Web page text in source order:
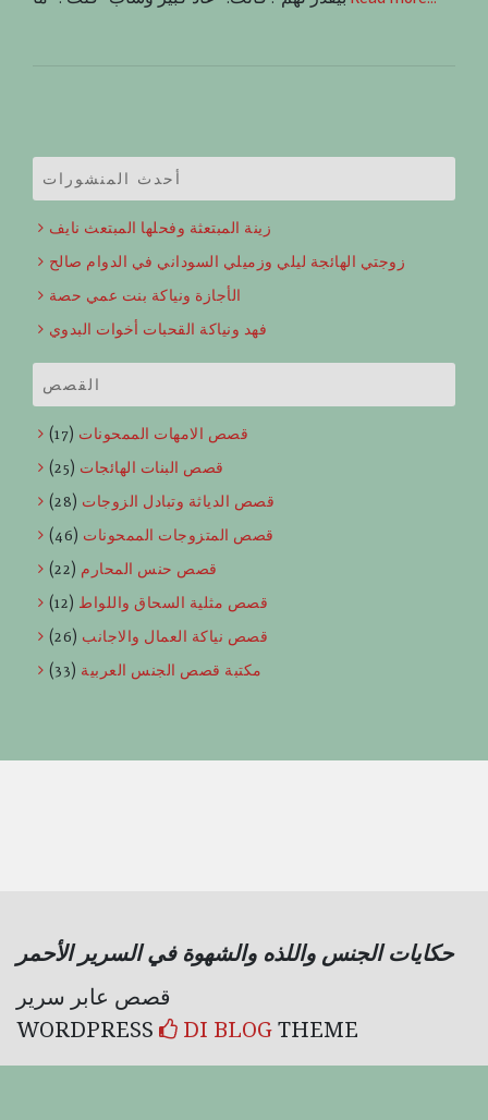
أحدث المنشورات
زينة المبتعثة وفحلها المبتعث نايف
زوجتي الهائجة ليلي وزميلي السوداني في الدوام صالح
الأجازة ونياكة بنت عمي حصة
فهد ونياكة القحبات أخوات البدوي
القصص
قصص الامهات الممحونات (17)
قصص البنات الهائجات (25)
قصص الدياثة وتبادل الزوجات (28)
قصص المتزوجات الممحونات (46)
قصص حنس المحارم (22)
قصص مثلية السحاق واللواط (12)
قصص نياكة العمال والاجانب (26)
مكتبة قصص الجنس العربية (33)
حكايات الجنس واللذه والشهوة في السرير الأحمر
WORDPRESS
DI BLOGTHEME